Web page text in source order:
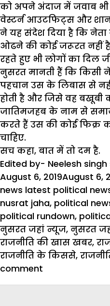
को अपने अंदाज में जवाब भी
वेस्टर्न आउटफिट्स और
ने यह संदेश दिया है कि
ओढने की कोई जरूरत नहीं
रहते हुए भी लोगों का दिल
नुसरत मानती हैं कि किसी
पहचान उस के लिबास से
होती है और जिसे वह बखूबी
जातिमजहब के नाम से
करते हैं उस की कोई फिक्र
चाहिए.
सच कहा, बात में तो दम है.
Edited by- Neelesh
Posted
on
August 6, 2019August 6,
news latest political
nusrat jaha, political
political rundown,
नुसरत जहां न्यूज, नुसरत
राजनीति की खास खबर,
राजनीति के किससे,
comment